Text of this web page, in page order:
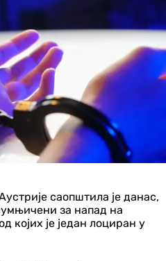
саопштила је данас,
за напад на
којих је један лоциран у